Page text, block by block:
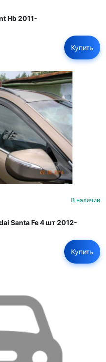
Hb 2011-
Купить
В наличии
Santa Fe 4 шт 2012-
Купить